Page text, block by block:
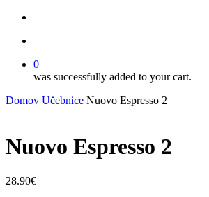
0
was successfully added to your cart.
Domov Učebnice Nuovo Espresso 2
Nuovo Espresso 2
28.90€